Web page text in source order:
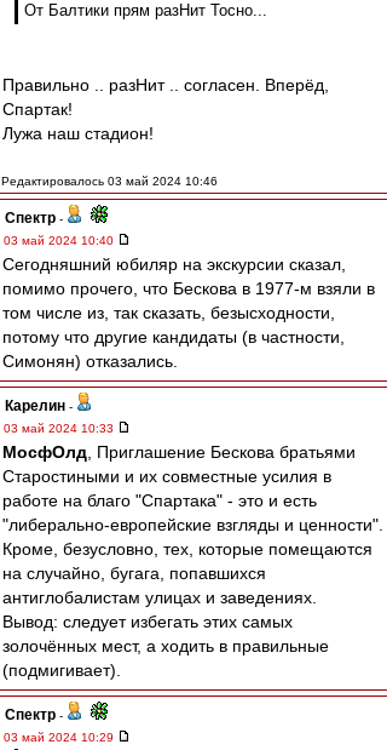
От Балтики прям разНит Тосно...
Правильно .. разНит .. согласен. Вперёд,
Спартак!
Лужа наш стадион!
Редактировалось 03 май 2024 10:46
Спектр -
03 май 2024 10:40
Сегодняшний юбиляр на экскурсии сказал,
помимо прочего, что Бескова в 1977-м взяли в
том числе из, так сказать, безысходности,
потому что другие кандидаты (в частности,
Симонян) отказались.
Карелин -
03 май 2024 10:33
МосфОлд , Приглашение Бескова братьями
Старостиными и их совместные усилия в
работе на благо "Спартака" - это и есть
"либерально-европейские взгляды и ценности".
Кроме, безусловно, тех, которые помещаются
на случайно, бугага, попавшихся
антиглобалистам улицах и заведениях.
Вывод: следует избегать этих самых
золочённых мест, а ходить в правильные
(подмигивает).
Спектр -
03 май 2024 10:29